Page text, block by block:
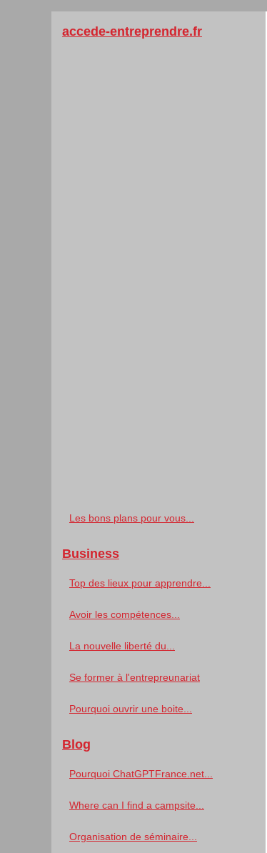
accede-entreprendre.fr
Les bons plans pour vous...
Business
Top des lieux pour apprendre...
Avoir les compétences...
La nouvelle liberté du...
Se former à l'entrepreunariat
Pourquoi ouvrir une boite...
Blog
Pourquoi ChatGPTFrance.net...
Where can I find a campsite...
Organisation de séminaire...